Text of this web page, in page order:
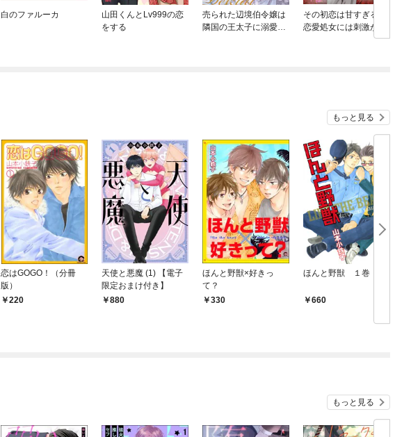
白のファルーカ
山田くんとLv999の恋
をする
売られた辺境伯令嬢は
隣国の王太子に溺愛さ
その初恋は甘すぎる～
恋愛処女には刺激が強
もっと見る
恋はGOGO！（分冊
版）
220
天使と悪魔 (1) 【電子
限定おまけ付き】
880
ほんと野獣×好きっ
て？
330
ほんと野獣 １巻
660
もっと見る